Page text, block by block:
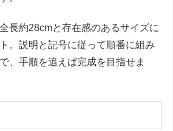
長約28cmと存在感のあるサイズに
。説明と記号に従って順番に組み
、手順を追えば完成を目指せま